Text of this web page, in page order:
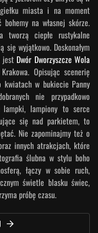
miasta i na moment
na własnej skórze.
tworzą ciepłe rustykalne
wyjątkowo. Doskonałym
jest Dwór Dworzyszcze Wola
Opisując scenerię
kwiatach w bukiecie Panny
nie przypadkowo
lampki, lampiony to serce
się nad parkietem, to
Nie zapominajmy też o
innych atrakcjach, które
ślubna w stylu boho
łączy w sobie ruch,
świetle blasku świec,
próbę czasu.